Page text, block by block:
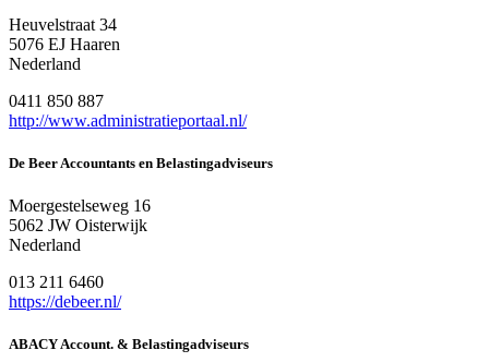
Heuvelstraat 34
5076 EJ Haaren
Nederland
0411 850 887
http://www.administratieportaal.nl/
De Beer Accountants en Belastingadviseurs
Moergestelseweg 16
5062 JW Oisterwijk
Nederland
013 211 6460
https://debeer.nl/
ABACY Account. & Belastingadviseurs